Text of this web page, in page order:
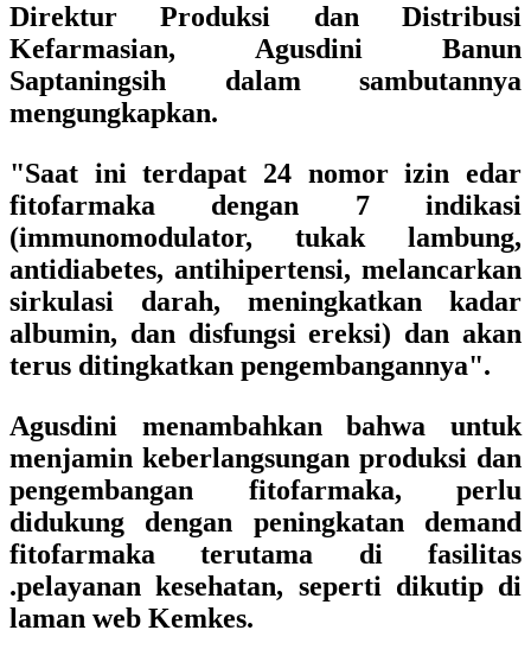
Direktur Produksi dan Distribusi
Kefarmasian, Agusdini Banun
Saptaningsih dalam sambutannya
mengungkapkan.
"Saat ini terdapat 24 nomor izin edar
fitofarmaka dengan 7 indikasi
(immunomodulator, tukak lambung,
antidiabetes, antihipertensi, melancarkan
sirkulasi darah, meningkatkan kadar
albumin, dan disfungsi ereksi) dan akan
terus ditingkatkan pengembangannya".
Agusdini menambahkan bahwa untuk
menjamin keberlangsungan produksi dan
pengembangan fitofarmaka, perlu
didukung dengan peningkatan demand
fitofarmaka terutama di fasilitas
.pelayanan kesehatan, seperti dikutip di
laman web Kemkes.